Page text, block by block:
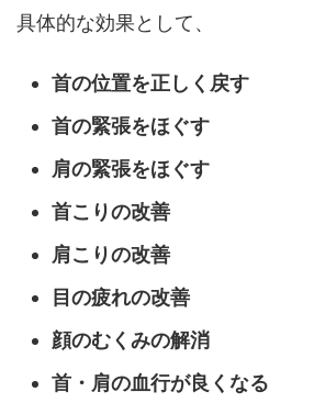
具体的な効果として、
首の位置を正しく戻す
首の緊張をほぐす
肩の緊張をほぐす
首こりの改善
肩こりの改善
目の疲れの改善
顔のむくみの解消
首・肩の血行が良くなる